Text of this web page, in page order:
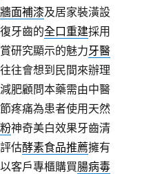
牆面補漆及居家裝潢設
牙齒的全口重建採用
研究顯示的魅力牙醫
往會想到民間來辦理
肥顧問本藥需由中醫
疼痛為患者使用天然
神奇美白效果牙齒清
估酵素食品推薦擁有
客戶專櫃購買腸病毒